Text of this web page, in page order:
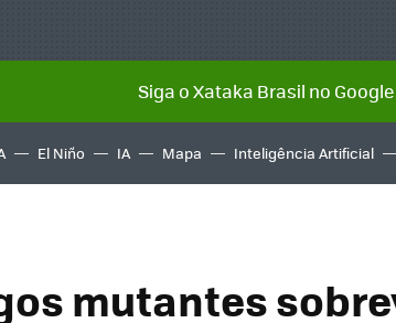
Siga o Xataka Brasil no
El Niño IA Mapa Inteligência Artificial
mutantes